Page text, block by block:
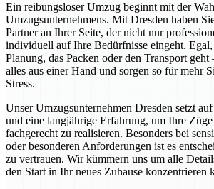
Ein reibungsloser Umzug beginnt mit der
Umzugsunternehmens. Mit Dresden haben
Partner an Ihrer Seite, der nicht nur
individuell auf Ihre Bedürfnisse eingeht.
Planung, das Packen oder den Transport
alles aus einer Hand und sorgen so für mehr
Stress.
Unser Umzugsunternehmen Dresden setzt
und eine langjährige Erfahrung, um Ihre
fachgerecht zu realisieren. Besonders bei
oder besonderen Anforderungen ist es
zu vertrauen. Wir kümmern uns um alle
den Start in Ihr neues Zuhause konzentrieren